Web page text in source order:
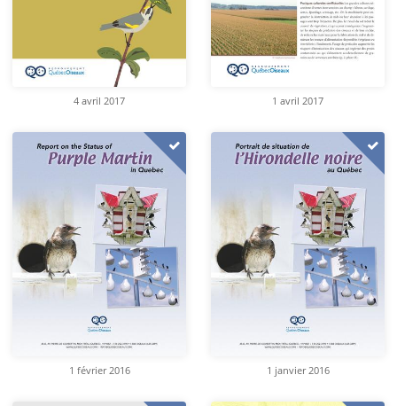
4 avril 2017 1 avril 2017
1 février 2016 1 janvier 2016